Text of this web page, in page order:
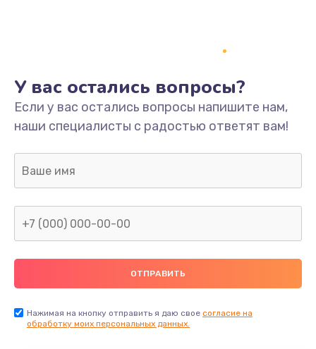
У вас остались вопросы?
Если у вас остались вопросы напишите нам,
наши специалисты с радостью ответят вам!
Нажимая на кнопку отправить я даю свое согласие на
обработку моих персональных данных.